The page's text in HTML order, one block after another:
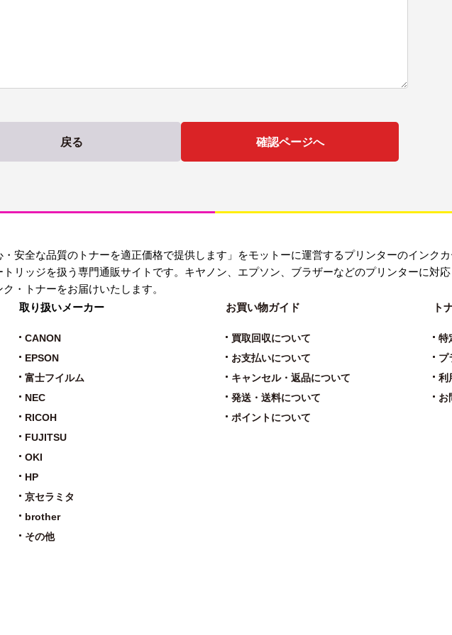
確認ページへ
戻る
・安全な品質のトナーを適正価格で提供します」をモットーに運営するプリンターのインクカ
トリッジを扱う専門通販サイトです。キヤノン、エプソン、ブラザーなどのプリンターに対応
・トナーをお届けいたします。
取り扱いメーカー
CANON
EPSON
富士フイルム
NEC
RICOH
FUJITSU
OKI
HP
京セラミタ
brother
その他
お買い物ガイド
買取回収について
お支払いについて
キャンセル・返品について
発送・送料について
ポイントについて
ト
特
プ
利
お